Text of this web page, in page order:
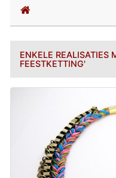
(current)
ENKELE REALISATIES
FEESTKETTING'